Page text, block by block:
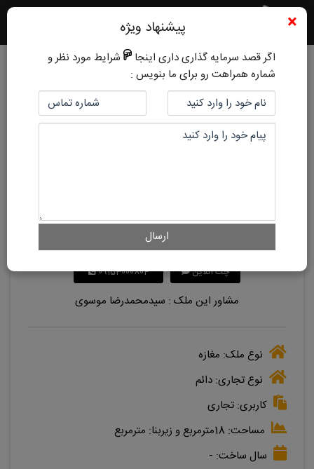
کد ملک: 354 3 سال پیش
هم اکنون با کارشناسان ما در ارتباط باشید
چت آنلاین 09153000804
مشاور این ملک : سیدمحمدرضا موسوی
نوع ملک: مغازه
نوع تجاری: دائم
کاربری: تجاری
مساحت: 18مترمربع و زیربنا: مترمربع
سال ساخت: -
× پیشنهاد ویژه
اگر قصد سرمایه گذاری داری اینجا
شرایط مورد نظر و
شماره همراهت رو برای ما بنویس :
ارسال